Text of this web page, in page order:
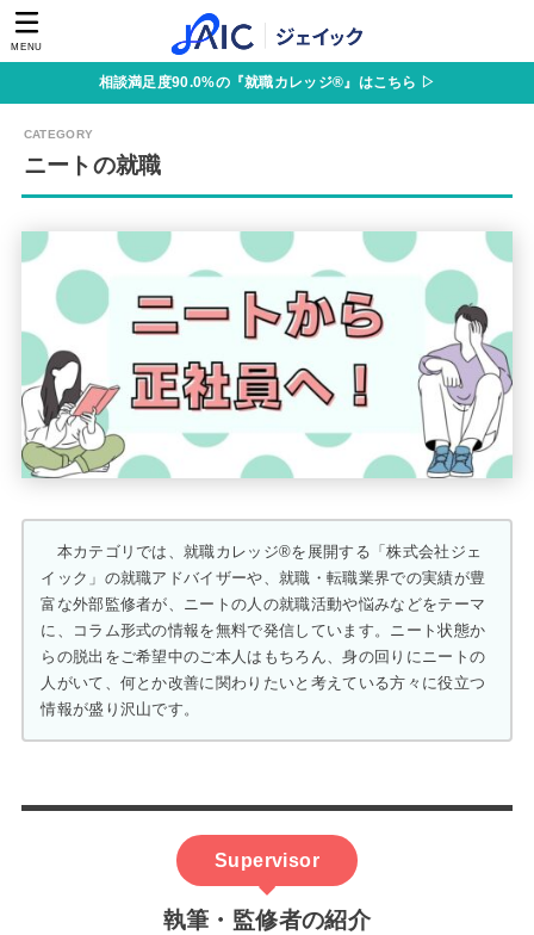
MENU
相談満足度90.0%の『就職カレッジ®』はこちら ▷
ニートの就職
本カテゴリでは、就職カレッジ®を展開する「株式会社ジェ
イック」の就職アドバイザーや、就職・転職業界での実績が豊
富な外部監修者が、ニートの人の就職活動や悩みなどをテーマ
に、コラム形式の情報を無料で発信しています。ニート状態か
らの脱出をご希望中のご本人はもちろん、身の回りにニートの
人がいて、何とか改善に関わりたいと考えている方々に役立つ
情報が盛り沢山です。
Supervisor
執筆・監修者の紹介